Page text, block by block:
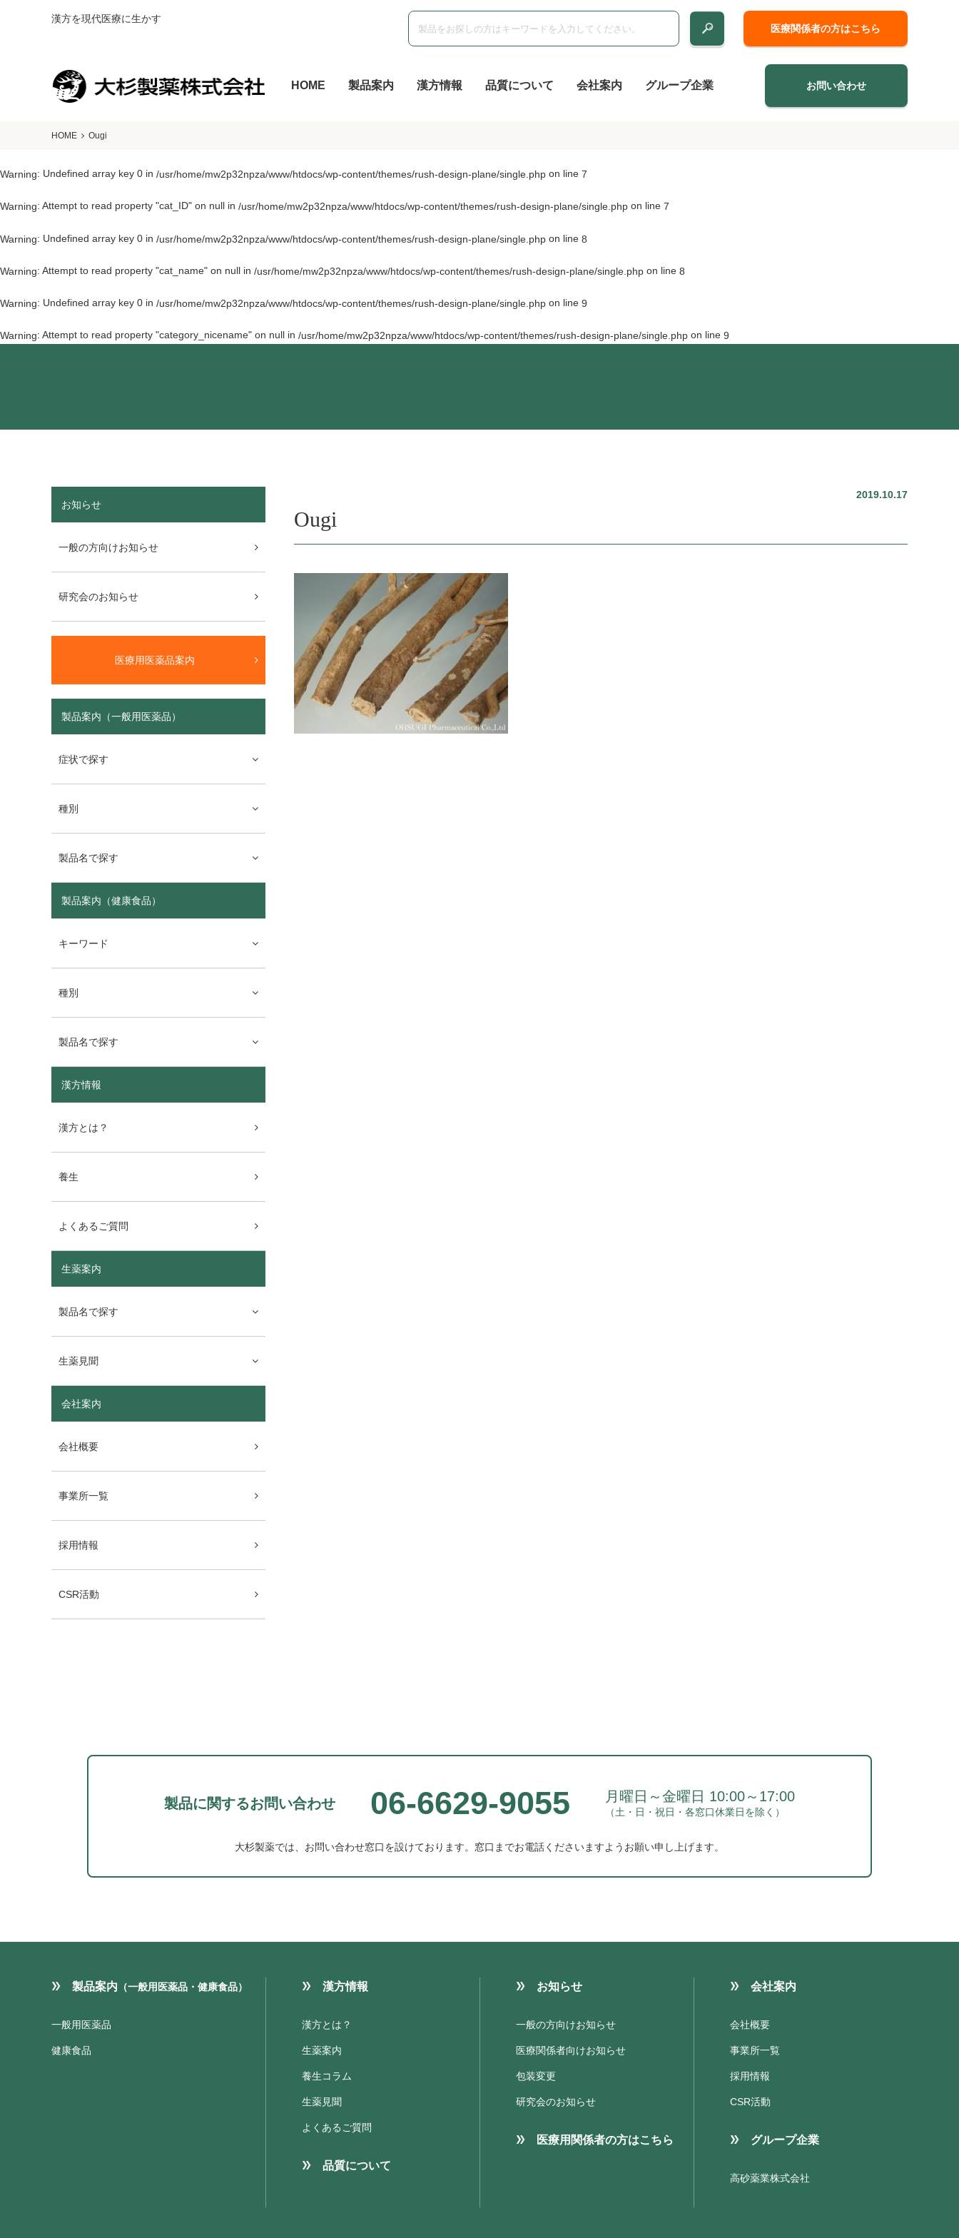
漢方を現代医療に生かす
医療関係者の方はこちら
HOME 製品案内 漢方情報 品質について 会社案内 グループ企業 お問い合わせ
HOME Ougi
Warning: Undefined array key 0 in /usr/home/mw2p32npza/www/htdocs/wp-content/themes/rush-design-plane/single.php on line 7
Warning: Attempt to read property "cat_ID" on null in /usr/home/mw2p32npza/www/htdocs/wp-content/themes/rush-design-plane/single.php on line 7
Warning: Undefined array key 0 in /usr/home/mw2p32npza/www/htdocs/wp-content/themes/rush-design-plane/single.php on line 8
Warning: Attempt to read property "cat_name" on null in /usr/home/mw2p32npza/www/htdocs/wp-content/themes/rush-design-plane/single.php on line 8
Warning: Undefined array key 0 in /usr/home/mw2p32npza/www/htdocs/wp-content/themes/rush-design-plane/single.php on line 9
Warning: Attempt to read property "category_nicename" on null in /usr/home/mw2p32npza/www/htdocs/wp-content/themes/rush-design-plane/single.php on line 9
2019.10.17
Ougi
お知らせ
一般の方向けお知らせ
研究会のお知らせ
医療用医薬品案内
製品案内（一般用医薬品）
症状で探す
種別
製品名で探す
製品案内（健康食品）
キーワード
種別
製品名で探す
漢方情報
漢方とは？
養生
よくあるご質問
生薬案内
製品名で探す
生薬見聞
会社案内
会社概要
事業所一覧
採用情報
CSR活動
製品に関するお問い合わせ 06-6629-9055 月曜日～金曜日 10:00～17:00
（土・日・祝日・各窓口休業日を除く）
大杉製薬では、お問い合わせ窓口を設けております。 窓口までお電話くださいますようお願い申し上げます。
製品案内 （一般用医薬品・健康食品）
一般用医薬品
健康食品
漢方情報
漢方とは？
生薬案内
養生コラム
生薬見聞
よくあるご質問
品質について
お知らせ
一般の方向けお知らせ
医療関係者向けお知らせ
包装変更
研究会のお知らせ
医療用関係者の方はこちら
会社案内
会社概要
事業所一覧
採用情報
CSR活動
グループ企業
高砂薬業株式会社